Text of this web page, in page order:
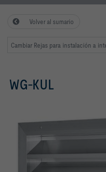
Volver al sumario
Cambiar Rejas para instalación a
WG-KUL